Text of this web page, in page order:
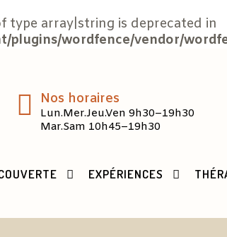
type array|string is deprecated in
plugins/wordfence/vendor/
Nos horaires
Lun.Mer.Jeu.Ven 9h30–19h30
Mar.Sam 10h45–19h30
EXPÉRIENCES